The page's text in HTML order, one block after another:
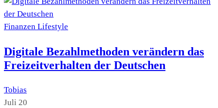
Finanzen Lifestyle
Digitale Bezahlmethoden verändern das
Freizeitverhalten der Deutschen
Tobias
Juli 20